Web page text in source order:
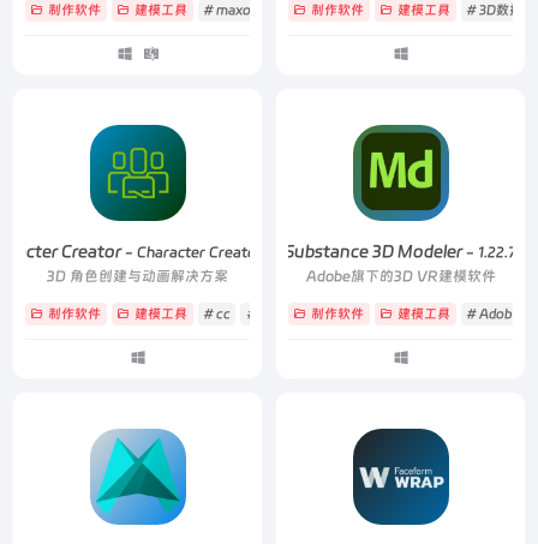
制作软件 建模工具 # maxon # 建模 # 模型
制作软件 建模工具 # 3D数据准
Creator- Character Creator 5.07
3D 角色创建与动画解决方案
制作软件 建模工具 # cc # Character # Creator
Substance 3D Modeler- 1.22.7
Adobe旗下的3D VR建模软件
制作软件 建模工具 # Adobe